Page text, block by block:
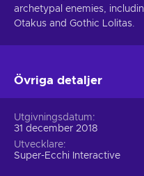
archetypal enemies,
Otakus and Gothic Lolitas.
Övriga detaljer
Utgivningsdatum
31 december 2018
Utvecklare
Super-Ecchi Interactive